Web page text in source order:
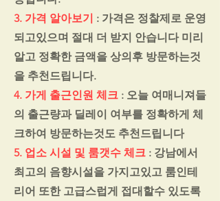
3. 가격 알아보기 : 가격은 정찰제로 운영
되고있으며 절대 더 받지 안습니다 미리
알고 정확한 금액을 상의후 방문하는것
을 추천드립니다.
4. 가게 출근인원 체크 : 오늘 여매니져들
의 출근량과 딜레이 여부를 정확하게 체
크하여 방문하는것도 추천드립니다
5. 업소 시설 및 룸갯수 체크 : 강남에서
최고의 음향시설을 가지고있고 룸인테
리어 또한 고급스럽게 접대할수 있도록